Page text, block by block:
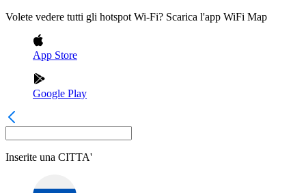
Volete vedere tutti gli hotspot Wi-Fi? Scarica l'app WiFi Map
App Store
Google Play
Inserite una CITTA'